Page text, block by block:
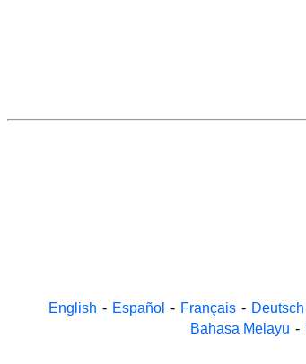
English - Español - Français - Deutsch
Bahasa Melayu -